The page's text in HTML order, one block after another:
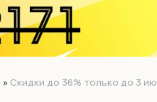
» Скидки до 36% только до 3